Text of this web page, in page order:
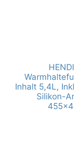
Inhalt 5,4L,
Silikon-